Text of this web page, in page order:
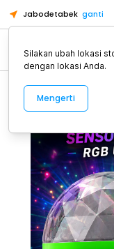
Jabodetabek ganti
Alat Kopi
Silakan ubah lokasi
dengan lokasi Anda.
Mengerti